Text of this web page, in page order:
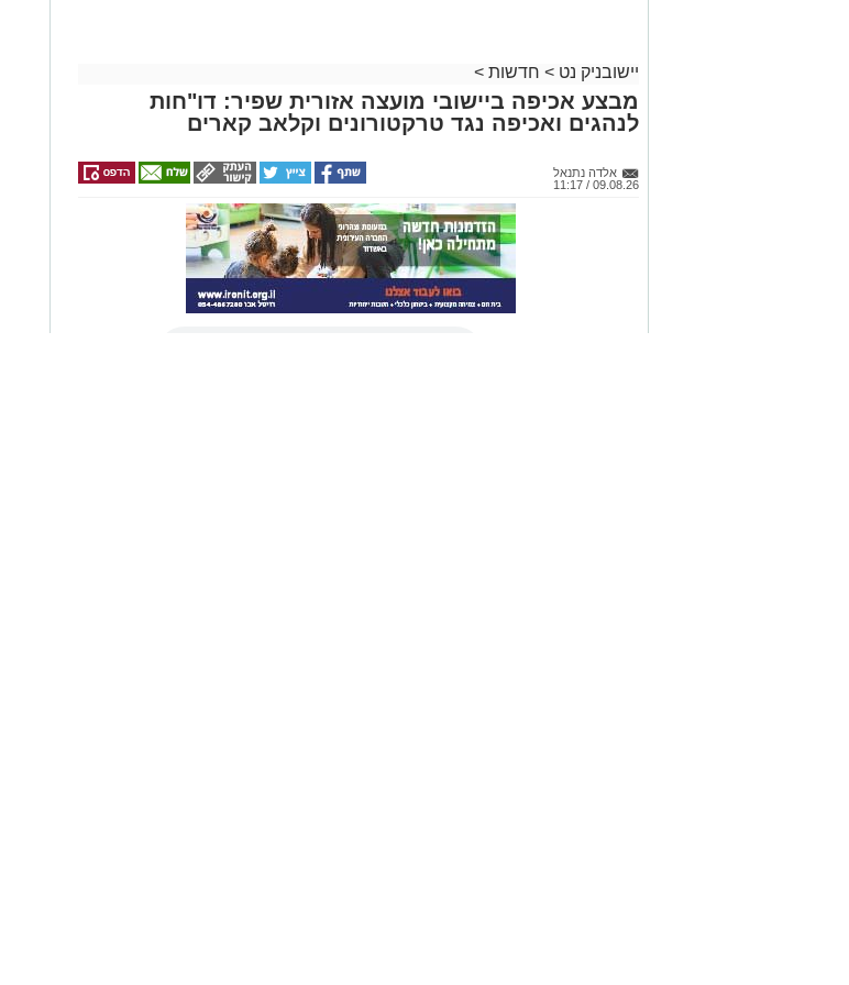
יישובניק נט > חדשות >
מבצע אכיפה ביישובי מועצה אזורית שפיר: דו"חות
לנהגים ואכיפה נגד טרקטורונים וקלאב קארים
אלדה נתנאל
09.08.26 / 11:17